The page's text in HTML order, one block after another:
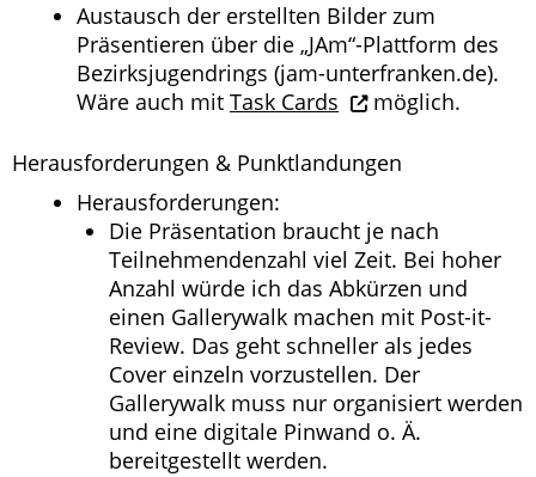
Austausch der erstellten Bilder zum
Präsentieren über die „JAm“-Plattform des
Bezirksjugendrings (jam-unterfranken.de).
Wäre auch mit Task Cards möglich.
Herausforderungen & Punktlandungen
Herausforderungen:
Die Präsentation braucht je nach
Teilnehmendenzahl viel Zeit. Bei hoher
Anzahl würde ich das Abkürzen und
einen Gallerywalk machen mit Post-it-
Review. Das geht schneller als jedes
Cover einzeln vorzustellen. Der
Gallerywalk muss nur organisiert werden
und eine digitale Pinwand o. Ä.
bereitgestellt werden.